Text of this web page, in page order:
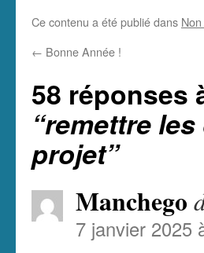
Ce contenu a été publié dans
← Bonne Année !
58 réponses
“remettre
projet”
Manchego
7 janvier 2025